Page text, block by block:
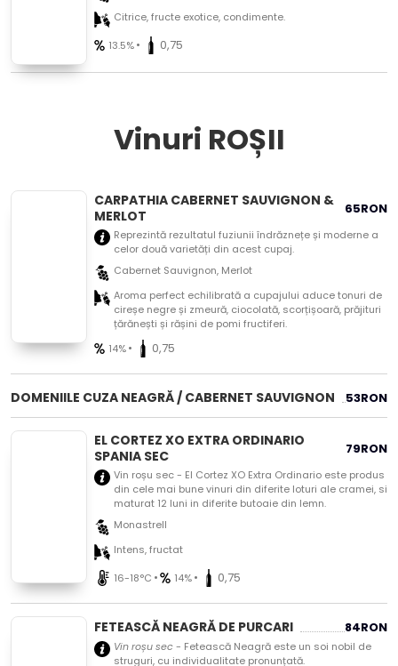
Citrice, fructe exotice, condimente.
13.5%• 0,75
Vinuri ROȘII
CARPATHIA CABERNET SAUVIGNON &
MERLOT
65RON
Reprezintă rezultatul fuziunii îndrăznețe și moderne a
celor două varietăți din acest cupaj.
Cabernet Sauvignon, Merlot
Aroma perfect echilibrată a cupajului aduce tonuri de
cireșe negre și zmeură, ciocolată, scorțișoară, prăjituri
țărănești și rășini de pomi fructiferi.
14%• 0,75
DOMENIILE CUZA NEAGRĂ / CABERNET SAUVIGNON 53RON
EL CORTEZ XO EXTRA ORDINARIO
SPANIA SEC
79RON
Vin roșu sec - El Cortez XO Extra Ordinario este produs
din cele mai bune vinuri din diferite loturi ale cramei, si
maturat 12 luni in diferite butoaie din lemn.
Monastrell
Intens, fructat
16-18°C • 14%• 0,75
FETEASCĂ NEAGRĂ DE PURCARI 84RON
Vin roșu sec- Fetească Neagră este un soi nobil de
struguri, cu individualitate pronunțată.